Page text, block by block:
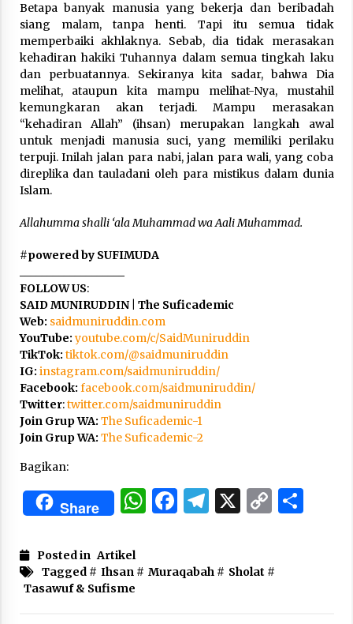
Betapa banyak manusia yang bekerja dan beribadah
siang malam, tanpa henti. Tapi itu semua tidak
memperbaiki akhlaknya. Sebab, dia tidak merasakan
kehadiran hakiki Tuhannya dalam semua tingkah laku
dan perbuatannya. Sekiranya kita sadar, bahwa Dia
melihat, ataupun kita mampu melihat-Nya, mustahil
kemungkaran akan terjadi. Mampu merasakan
“kehadiran Allah” (ihsan) merupakan langkah awal
untuk menjadi manusia suci, yang memiliki perilaku
terpuji. Inilah jalan para nabi, jalan para wali, yang coba
direplika dan tauladani oleh para mistikus dalam dunia
Islam.
Allahumma shalli ‘ala Muhammad wa Aali Muhammad.
#powered by SUFIMUDA
FOLLOW US:
SAID MUNIRUDDIN | The Suficademic
Web: saidmuniruddin.com
YouTube:youtube.com/c/SaidMuniruddin
TikTok: tiktok.com/@saidmuniruddin
IG: instagram.com/saidmuniruddin/
Facebook: facebook.com/saidmuniruddin/
Twitter:twitter.com/saidmuniruddin
Join Grup WA: The Suficademic-1
Join Grup WA: The Suficademic-2
Bagikan:
Share WhatsApp
Facebook
Telegram
X Copy
Posted in Artikel
Tagged # Ihsan# Muraqabah# Sholat #
Tasawuf & Sufisme